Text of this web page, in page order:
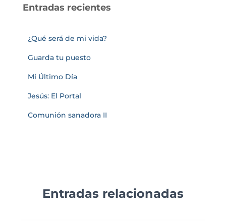
Entradas recientes
¿Qué será de mi vida?
Guarda tu puesto
Mi Último Día
Jesús: El Portal
Comunión sanadora II
Entradas relacionadas